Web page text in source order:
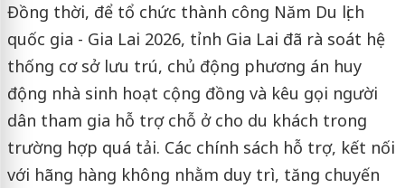
Đồng thời, để tổ chức thành công Năm Du lịch
quốc gia - Gia Lai 2026, tỉnh Gia Lai đã rà soát hệ
thống cơ sở lưu trú, chủ động phương án huy
động nhà sinh hoạt cộng đồng và kêu gọi người
dân tham gia hỗ trợ chỗ ở cho du khách trong
trường hợp quá tải. Các chính sách hỗ trợ, kết nối
với hãng hàng không nhằm duy trì, tăng chuyến